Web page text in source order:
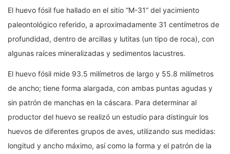
El huevo fósil fue hallado en el sitio “M-31” del yacimiento
paleontológico referido, a aproximadamente 31 centímetros de
profundidad, dentro de arcillas y lutitas (un tipo de roca), con
algunas raíces mineralizadas y sedimentos lacustres.
El huevo fósil mide 93.5 milímetros de largo y 55.8 milímetros
de ancho; tiene forma alargada, con ambas puntas agudas y
sin patrón de manchas en la cáscara. Para determinar al
productor del huevo se realizó un estudio para distinguir los
huevos de diferentes grupos de aves, utilizando sus medidas:
longitud y ancho máximo, así como la forma y el patrón de la